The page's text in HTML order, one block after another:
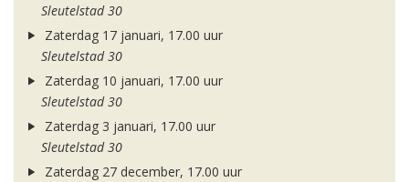
Sleutelstad 30
Zaterdag 17 januari, 17.00 uur
Sleutelstad 30
Zaterdag 10 januari, 17.00 uur
Sleutelstad 30
Zaterdag 3 januari, 17.00 uur
Sleutelstad 30
Zaterdag 27 december, 17.00 uur